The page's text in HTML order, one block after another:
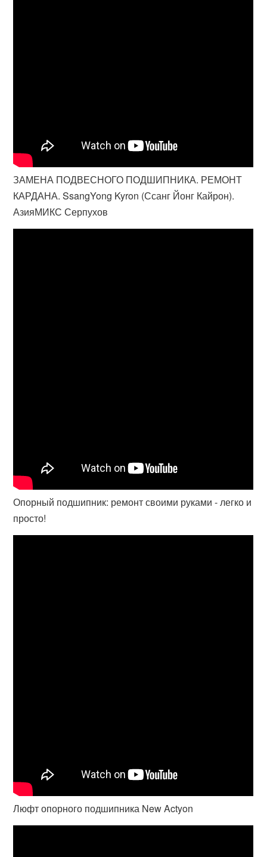
ЗАМЕНА ПОДВЕСНОГО ПОДШИПНИКА. РЕМОНТ
КАРДАНА. SsangYong Kyron (Ссанг Йонг Кайрон).
АзияМИКС Серпухов
Опорный подшипник: ремонт своими руками - легко и
просто!
Люфт опорного подшипника New Actyon